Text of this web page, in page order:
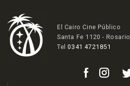
El Cairo Cine Público
Santa Fe 1120 - Rosario
Tel0341 4721851